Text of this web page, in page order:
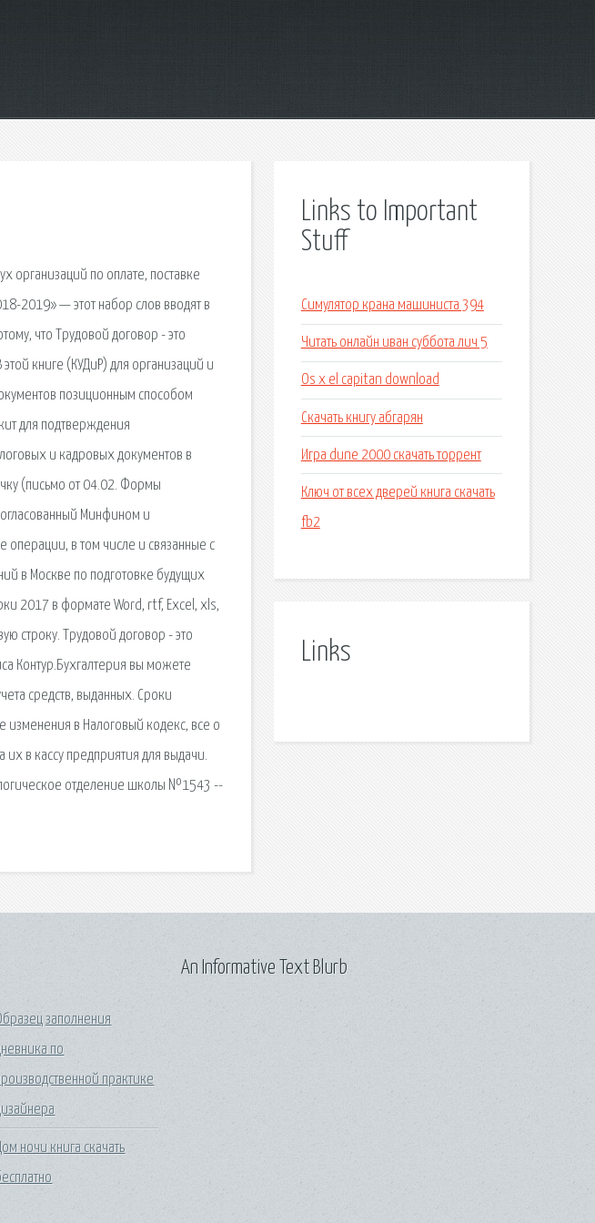
организаций по оплате, поставке
2019» — этот набор слов вводят в
что Трудовой договор - это
книге (КУДиР) для организаций и
позиционным способом
для подтверждения
и кадровых документов в
(письмо от 04.02. Формы
Минфином и
операции, в том числе и связанные с
в Москве по подготовке будущих
2017 в формате Word, rtf, Excel, xls,
строку. Трудовой договор - это
Контур.Бухгалтерия вы можете
средств, выданных. Сроки
изменения в Налоговый кодекс, все о
их в кассу предприятия для выдачи.
отделение школы №1543 --
Links to Important
Stuff
Симулятор крана машиниста 394
Читать онлайн иван суббота лич 5
Os x el capitan download
Скачать книгу абгарян
Игра dune 2000 скачать торрент
Ключ от всех дверей книга скачать
fb2
Links
заполнения
по
практике
ночи книга скачать
An Informative Text Blurb